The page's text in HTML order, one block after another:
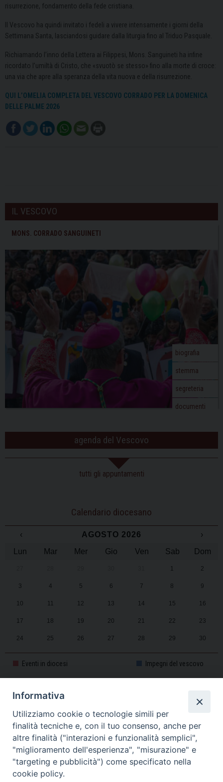
risurrezione, fondamento della fede cristiana.
Il Vescovo ha quindi invitato i fedeli a vivere intensamente i giorni della
Settimana Santa, lasciandosi guidare dalla liturgia fino al Triduo Pasquale.
Richiamando l’inno della Lettera ai Filippesi, Mons. Sanguineti ha infine
ricordato l’umiltà di Cristo, che «svuotò se stesso» fino alla morte di croce:
una via che apre alla speranza della vita nuova e della risurrezione.
QUI L’OMELIA COMPLETA DEL VESCOVO CORRADO PER LA DOMENICA
DELLE PALME 2026
IL VESCOVO
MONS. CORRADO SANGUINETI
biografia
stemma
segreteria
documenti
agenda del Vescovo
tutti gli appuntamenti
Calendario diocesano
‹ AGOSTO 2026
›
Lun
Mar Mer Gio Ven Sab Dom
1 2
3 4 5 6 7 8 9
10 11 12 13 14 15 16
17 18 19 20 21 22 23
24 25 26 27 28 29 30
31 1 2 3 4 5 6
Eventi in diocesi Impegni del vescovo
CALENDARIO PASTORALE 2025-2026
Informativa
Utilizziamo cookie o tecnologie simili per
finalità tecniche e, con il tuo consenso, anche per
altre finalità ("interazioni e funzionalità semplici",
"miglioramento dell'esperienza", "misurazione" e
"targeting e pubblicità") come specificato nella
cookie policy.